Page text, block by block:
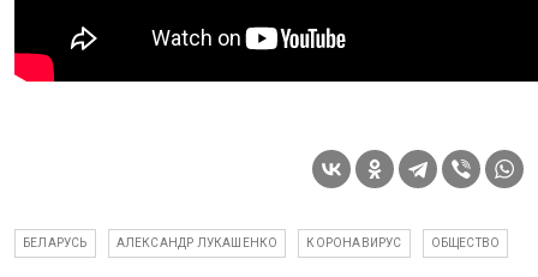
БЕЛАРУСЬ АЛЕКСАНДР ЛУКАШЕНКО КОРОНАВИРУС ОБЩЕСТВО